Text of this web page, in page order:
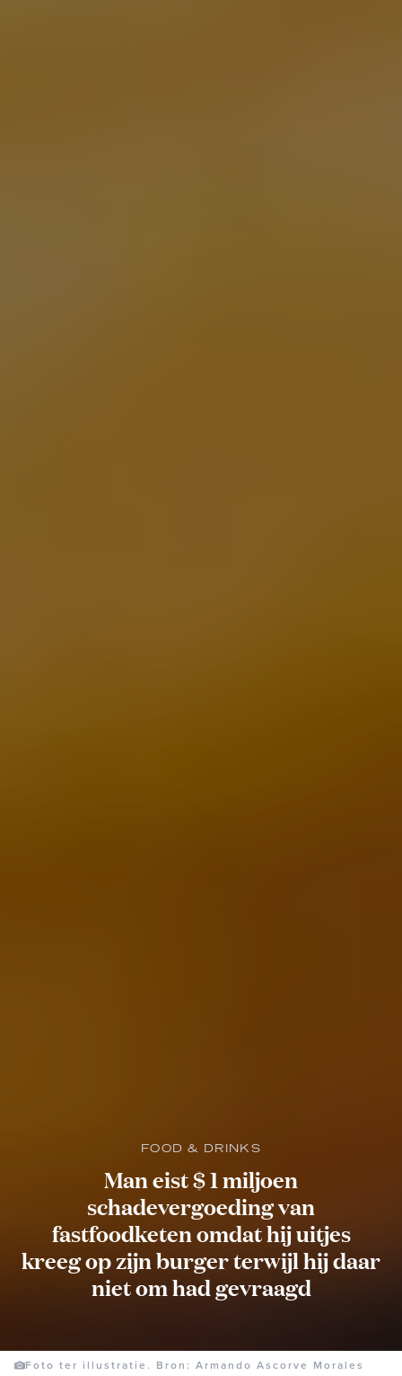
FOOD & DRINKS
Man eist $ 1 miljoen
schadevergoeding van
fastfoodketen omdat hij uitjes
kreeg op zijn burger terwijl hij daar
niet om had gevraagd
Foto ter illustratie. Bron: Armando Ascorve Morales